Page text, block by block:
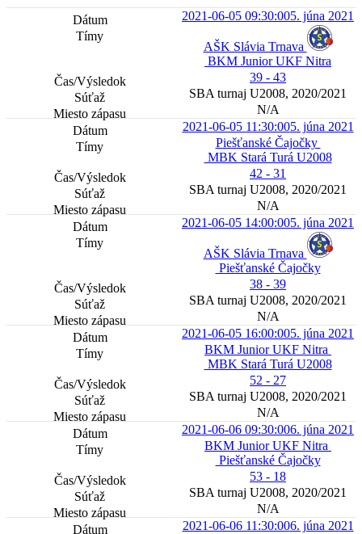
2021-06-05 09:30:005. júna 2021
AŠK Slávia Trnava
BKM Junior UKF Nitra
39 - 43
SBA turnaj U2008, 2020/2021
N/A
2021-06-05 11:30:005. júna 2021
Piešťanské Čajočky
MBK Stará Turá U2008
42 - 31
SBA turnaj U2008, 2020/2021
N/A
2021-06-05 14:00:005. júna 2021
AŠK Slávia Trnava
Piešťanské Čajočky
38 - 39
SBA turnaj U2008, 2020/2021
N/A
2021-06-05 16:00:005. júna 2021
BKM Junior UKF Nitra
MBK Stará Turá U2008
52 - 27
SBA turnaj U2008, 2020/2021
N/A
2021-06-06 09:30:006. júna 2021
BKM Junior UKF Nitra
Piešťanské Čajočky
53 - 18
SBA turnaj U2008, 2020/2021
N/A
2021-06-06 11:30:006. júna 2021